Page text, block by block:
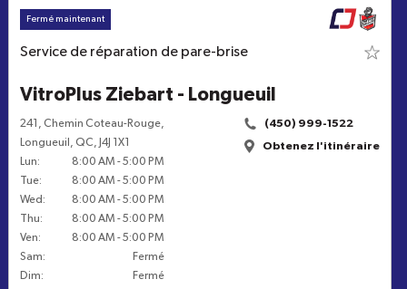
Fermé maintenant
Service de réparation de pare-brise
VitroPlus Ziebart - Longueuil
241, Chemin Coteau-Rouge,
Longueuil ,QC, J4J 1X1
Lun: 8:00 AM -5:00 PM
Tue: 8:00 AM -5:00 PM
Wed : 8:00 AM -5:00 PM
Thu: 8:00 AM -5:00 PM
Ven: 8:00 AM -5:00 PM
Sam:
Fermé
Dim: Fermé
(450) 999-1522
Obtenez l'itinéraire